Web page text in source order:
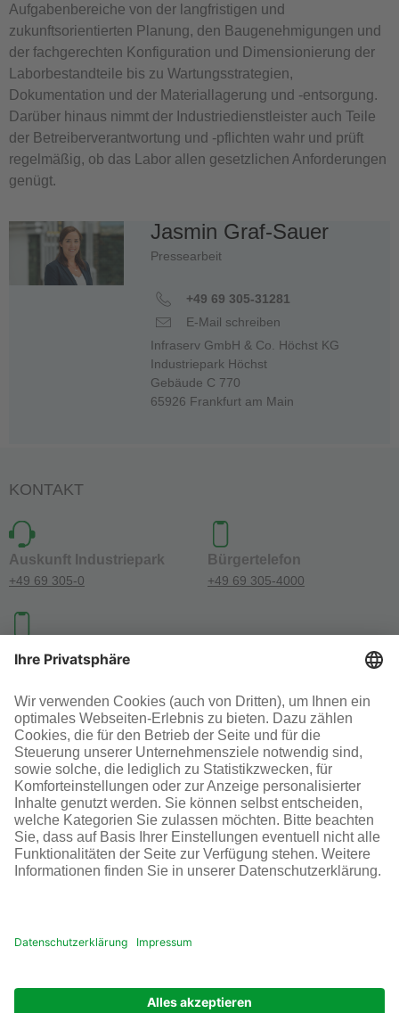
Aufgabenbereiche von der langfristigen und
zukunftsorientierten Planung, den Baugenehmigungen und
der fachgerechten Konfiguration und Dimensionierung der
Laborbestandteile bis zu Wartungsstrategien,
Dokumentation und der Materiallagerung und -entsorgung.
Darüber hinaus nimmt der Industriedienstleister auch Teile
der Betreiberverantwortung und -pflichten wahr und prüft
regelmäßig, ob das Labor allen gesetzlichen Anforderungen
genügt.
Jasmin Graf-Sauer
Pressearbeit
+49 69 305-31281
E-Mail schreiben
Infraserv GmbH & Co. Höchst KG
Industriepark Höchst
Gebäude C 770
65926 Frankfurt am Main
KONTAKT
Auskunft Industriepark
+49 69 305-0
Bürgertelefon
+49 69 305-4000
Investoren-Kontakt
+49 69 305-46300
SOCIAL MEDIA
AGB Impressum Datenschutz Cookie-Einstellungen